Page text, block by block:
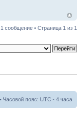
1 сообщение • Страница 1 из 1
• Часовой пояс: UTC - 4 часа